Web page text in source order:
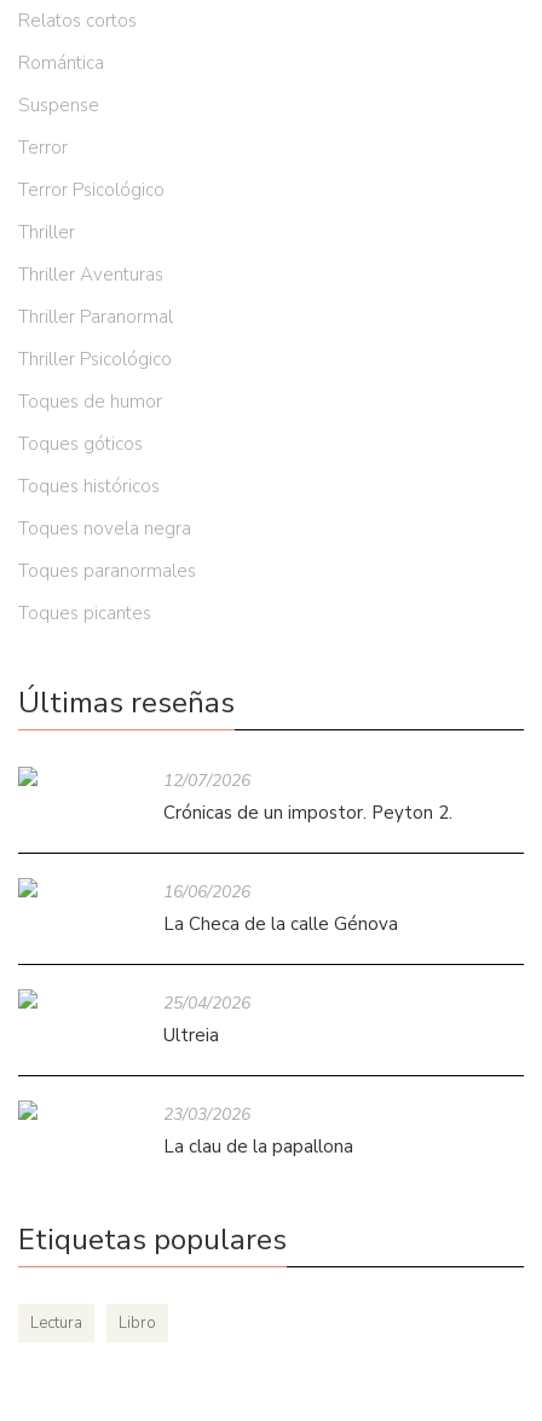
Relatos cortos
Romántica
Suspense
Terror
Terror Psicológico
Thriller
Thriller Aventuras
Thriller Paranormal
Thriller Psicológico
Toques de humor
Toques góticos
Toques históricos
Toques novela negra
Toques paranormales
Toques picantes
Últimas reseñas
12/07/2026
Crónicas de un impostor. Peyton 2.
16/06/2026
La Checa de la calle Génova
25/04/2026
Ultreia
23/03/2026
La clau de la papallona
Etiquetas populares
Lectura Libro